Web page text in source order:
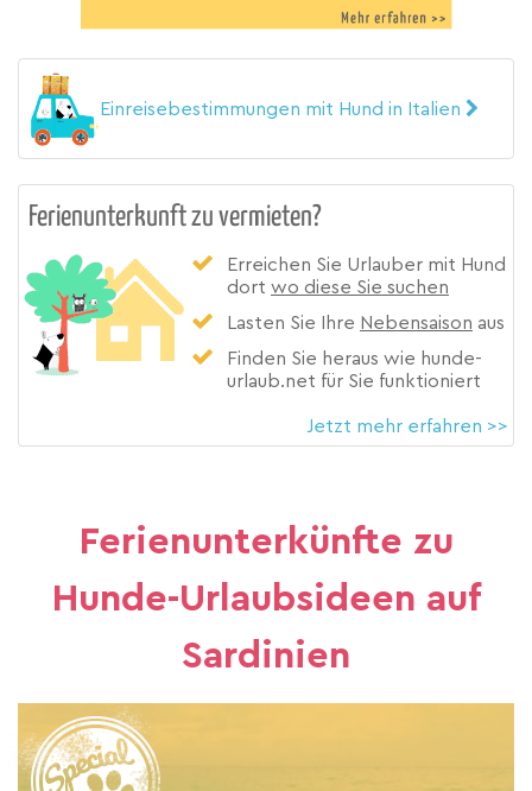
Einreisebestimmungen mit Hund in Italien
Ferienunterkunft zu vermieten?
Erreichen Sie Urlauber mit Hund
dort wo diese Sie suchen
Lasten Sie Ihre Nebensaison aus
Finden Sie heraus wie hunde-
urlaub.net für Sie funktioniert
Jetzt mehr erfahren >>
Ferienunterkünfte zu
Hunde-Urlaubsideen auf
Sardinien